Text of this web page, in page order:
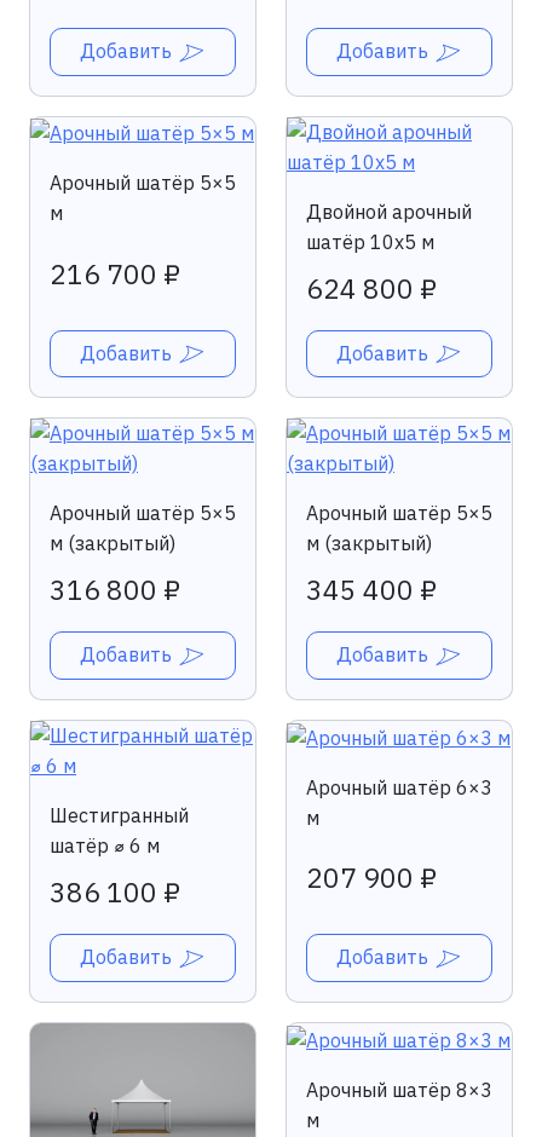
Добавить Добавить
Арочный шатёр 5×5
м
216 700 ₽
Добавить
Двойной арочный
шатёр 10х5 м
624 800 ₽
Добавить
Арочный шатёр 5×5
м (закрытый)
316 800 ₽
Добавить
Арочный шатёр 5×5
м (закрытый)
345 400 ₽
Добавить
Шестигранный
шатёр ⌀ 6 м
386 100 ₽
Добавить
Арочный шатёр 6×3
м
207 900 ₽
Добавить
Арочный шатёр 8×3
м